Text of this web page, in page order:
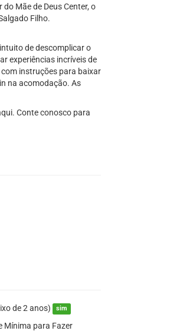
Mãe de Deus Center, o
Filho.
de descomplicar o
experiências incríveis de
instruções para baixar
na acomodação. As
Conte conosco para
de 2 anos) sim
Mínima para Fazer